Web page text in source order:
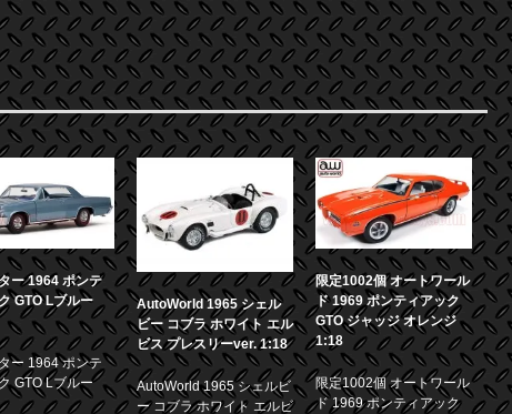
ー 1964 ポンテ
GTO Lブルー
ー 1964 ポンテ
GTO Lブルー
AutoWorld 1965 シェル
ビー コブラ ホワイト エル
ビス プレスリーver. 1:18
AutoWorld 1965 シェルビ
ー コブラ ホワイト エルビ
限定1002個 オートワール
ド 1969 ポンティアック
GTO ジャッジ オレンジ
1:18
限定1002個 オートワール
ド 1969 ポンティアック